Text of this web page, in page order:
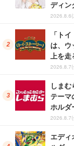
ディン
2026.8.6(
「ト
は、ウ
上を
2026.8.7(
しま
テーマ
ホルダ
2026.8.7(
エディ